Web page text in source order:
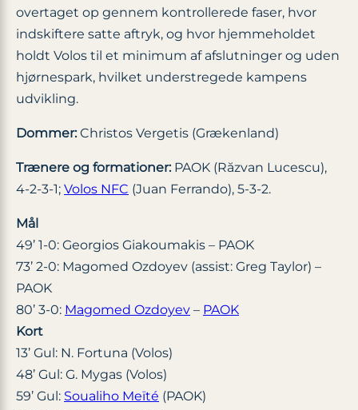
overtaget op gennem kontrollerede faser, hvor
indskiftere satte aftryk, og hvor hjemmeholdet
holdt Volos til et minimum af afslutninger og uden
hjørnespark, hvilket understregede kampens
udvikling.
Dommer:Christos Vergetis (Grækenland)
Trænere og formationer:PAOK (Răzvan Lucescu),
4-2-3-1; Volos NFC (Juan Ferrando), 5-3-2.
Mål
49’ 1-0: Georgios Giakoumakis – PAOK
73’ 2-0: Magomed Ozdoyev (assist: Greg Taylor) –
PAOK
80’ 3-0: Magomed Ozdoyev – PAOK
Kort
13’ Gul: N. Fortuna (Volos)
48’ Gul: G. Mygas (Volos)
59’ Gul: Soualiho Meïté (PAOK)